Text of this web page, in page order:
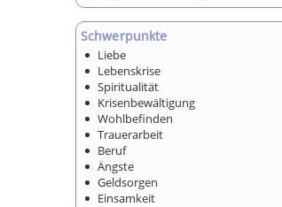
Schwerpunkte
Liebe
Lebenskrise
Spiritualität
Krisenbewältigung
Wohlbefinden
Trauerarbeit
Beruf
Ängste
Geldsorgen
Einsamkeit